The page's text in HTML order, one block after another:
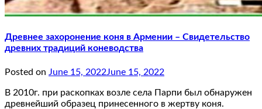
Древнее захоронение коня в Армении – Свидетельство
древних традиций коневодства
Posted on June 15, 2022June 15, 2022
В 2010г. при раскопках возле села Парпи был обнаружен
древнейший образец принесенного в жертву коня.